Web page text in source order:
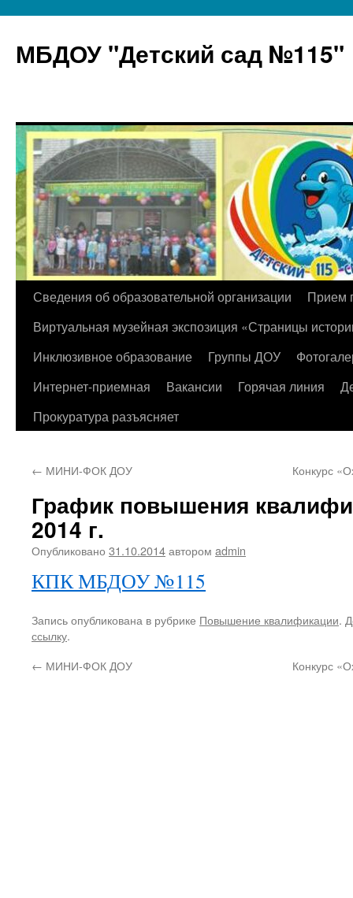
МБДОУ "Детский сад №115"
Перейти
содержимому
Сведения об образовательной организации
Прием
Виртуальная музейная экспозиция «Страницы
Инклюзивное образование
Группы ДОУ
Интернет-приемная
Вакансии Горячая линия
Прокуратура разъясняет
← МИНИ-ФОК ДОУ Конкурс
График повышения
2014 г.
Опубликовано 31.10.2014автором admin
КПК МБДОУ №115
Запись опубликована в рубрике Повышение квалификации.
ссылку.
← МИНИ-ФОК ДОУ Конкурс